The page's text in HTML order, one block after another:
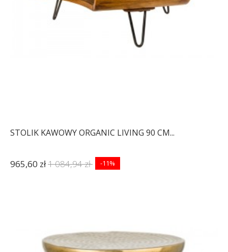
STOLIK KAWOWY ORGANIC LIVING 90 CM...
965,60 zł1 084,94 zł -11%